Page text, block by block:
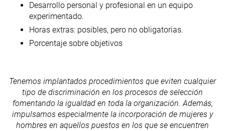
Desarrollo personal y profesional en un equipo
experimentado.
Horas extras: posibles, pero no obligatorias.
Porcentaje sobre objetivos
Tenemos implantados procedimientos que eviten cualquier
tipo de discriminación en los procesos de selección
fomentando la igualdad en toda la organización. Además,
impulsamos especialmente la incorporación de mujeres y
hombres en aquellos puestos en los que se encuentren